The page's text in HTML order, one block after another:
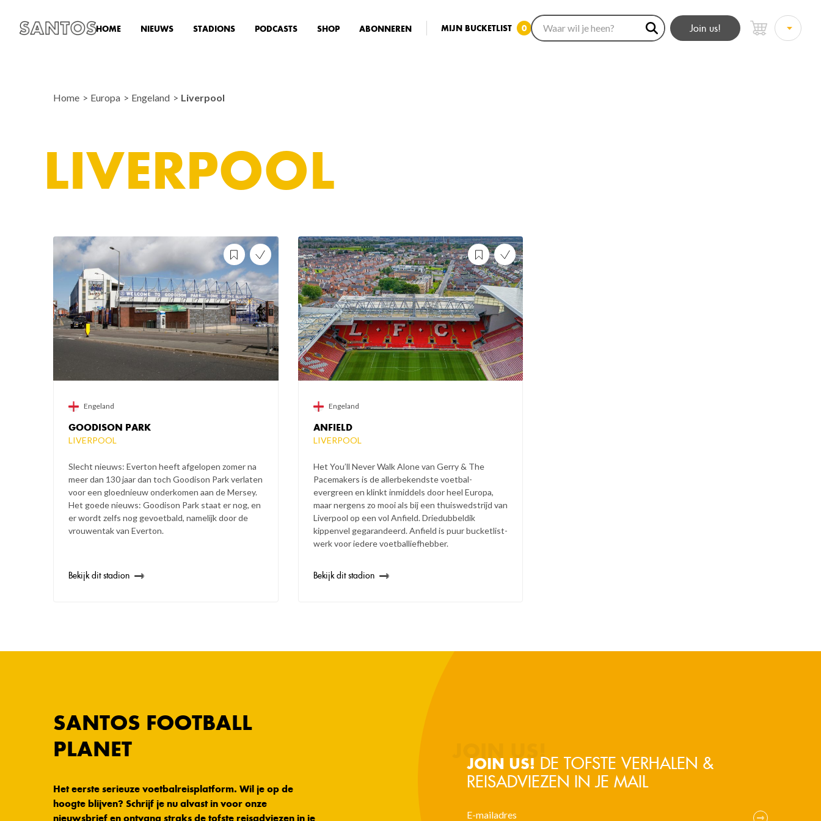
HOME NIEUWS STADIONS PODCASTS SHOP ABONNEREN MIJN BUCKETLIST 0 Join us!
Home Europa Engeland Liverpool
LIVERPOOL
GOODISON PARK
LIVERPOOL
Slecht nieuws: Everton heeft afgelopen zomer na
meer dan 130 jaar dan toch Goodison Park verlaten
voor een gloednieuw onderkomen aan de Mersey.
Het goede nieuws: Goodison Park staat er nog, en
er wordt zelfs nog gevoetbald, namelijk door de
vrouwentak van Everton.
Engeland
Bekijk dit stadion
ANFIELD
LIVERPOOL
Het You’ll Never Walk Alone van Gerry & The
Pacemakers is de allerbekendste voetbal-
evergreen en klinkt inmiddels door heel Europa,
maar nergens zo mooi als bij een thuiswedstrijd van
Liverpool op een vol Anfield. Driedubbeldik
kippenvel gegarandeerd. Anfield is puur bucketlist-
werk voor iedere voetballiefhebber.
Engeland
Bekijk dit stadion
SANTOS FOOTBALL
PLANET
Het eerste serieuze voetbalreisplatform. Wil je op de
hoogte blijven? Schrijf je nu alvast in voor onze
nieuwsbrief en ontvang straks de tofste reisadviezen in je
JOIN US! DE TOFSTE VERHALEN &
REISADVIEZEN IN JE MAIL